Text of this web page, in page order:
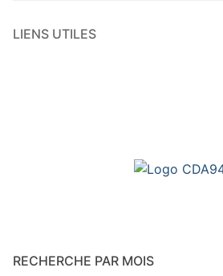
LIENS UTILES
RECHERCHE PAR MOIS